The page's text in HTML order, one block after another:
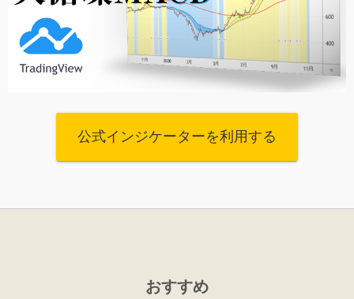
公式インジケーターを利用する
おすすめ